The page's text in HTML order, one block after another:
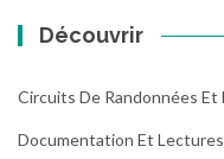
Découvrir
Circuits De Randonnées Et
Documentation Et Lectures